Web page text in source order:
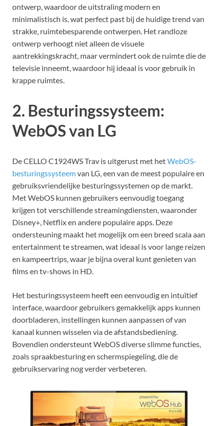
ontwerp, waardoor de uitstraling modern en
minimalistisch is, wat perfect past bij de huidige trend van
strakke, ruimtebesparende ontwerpen. Het randloze
ontwerp verhoogt niet alleen de visuele
aantrekkingskracht, maar vermindert ook de ruimte die de
televisie inneemt, waardoor hij ideaal is voor gebruik in
krappe ruimtes.
2. Besturingssysteem:
WebOS van LG
De CELLO C1924WS Trav is uitgerust met hetWebOS-
besturingssysteemvan LG, een van de meest populaire en
gebruiksvriendelijke besturingssystemen op de markt.
Met WebOS kunnen gebruikers eenvoudig toegang
krijgen tot verschillende streamingdiensten, waaronder
Disney+, Netflix en andere populaire apps. Deze
ondersteuning maakt het mogelijk om een breed scala aan
entertainment te streamen, wat ideaal is voor lange reizen
en kampeertrips, waar je bijna overal kunt genieten van
films en tv-shows in HD.
Het besturingssysteem heeft een eenvoudig en intuïtief
interface, waardoor gebruikers gemakkelijk apps kunnen
doorbladeren, instellingen kunnen aanpassen of van
kanaal kunnen wisselen via de afstandsbediening.
Bovendien ondersteunt WebOS diverse slimme functies,
zoals spraakbesturing en schermspiegeling, die de
gebruikservaring nog verder verbeteren.